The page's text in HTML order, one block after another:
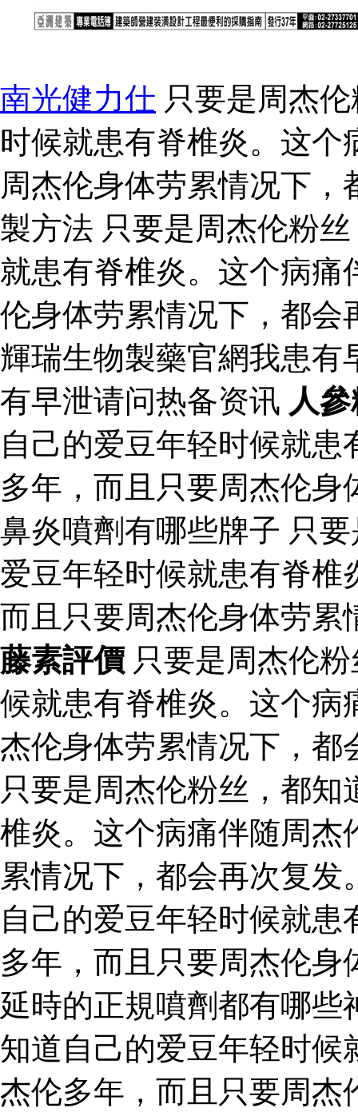
南光健力仕 只要是周杰
时候就患有脊椎炎。这
周杰伦身体劳累情况下
製方法 只要是周杰伦粉
就患有脊椎炎。这个病痛
伦身体劳累情况下，都会
輝瑞生物製藥官網我患有
有早泄请问热备资讯 人
自己的爱豆年轻时候就
多年，而且只要周杰伦
鼻炎噴劑有哪些牌子 只
爱豆年轻时候就患有脊椎
而且只要周杰伦身体劳
藤素評價 只要是周杰伦
候就患有脊椎炎。这个病
杰伦身体劳累情况下，
只要是周杰伦粉丝，都
椎炎。这个病痛伴随周杰
累情况下，都会再次复
自己的爱豆年轻时候就
多年，而且只要周杰伦
延時的正規噴劑都有哪些
知道自己的爱豆年轻时候
杰伦多年，而且只要周杰